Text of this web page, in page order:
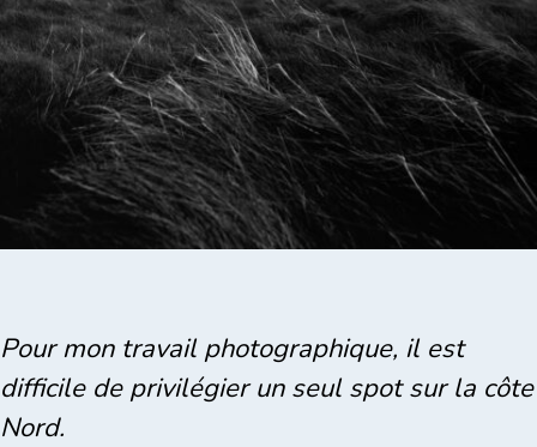
Pour mon travail photographique, il est
difficile de privilégier un seul spot sur la côte
Nord.